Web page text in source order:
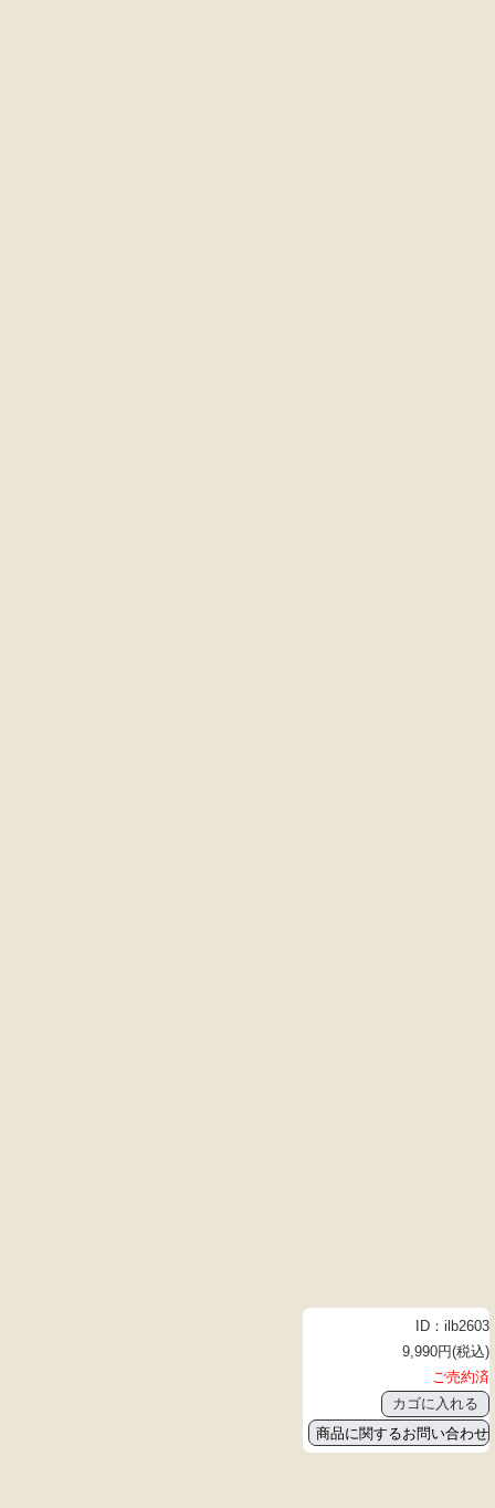
ID：ilb2603
9,990円(税込)
ご売約済
商品に関するお問い合わせ